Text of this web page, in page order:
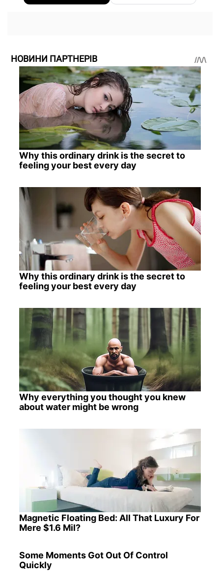
НОВИНИ ПАРТНЕРІВ
Why this ordinary drink is the secret to
feeling your best every day
Why this ordinary drink is the secret to
feeling your best every day
Why everything you thought you knew
about water might be wrong
Magnetic Floating Bed: All That Luxury For
Mere $1.6 Mil?
Some Moments Got Out Of Control
Quickly